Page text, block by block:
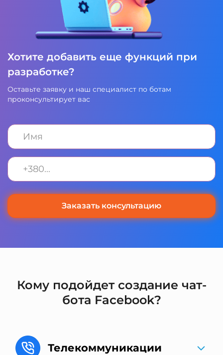
Хотите добавить еще функций при
разработке?
Оставьте заявку и наш специалист по ботам
проконсультирует вас
Alternative:
Кому подойдет создание чат-
бота Facebook?
Телекоммуникации